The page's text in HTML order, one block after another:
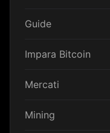
Guide
Impara Bitcoin
Mercati
Mining